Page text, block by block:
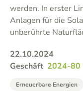
werden. In erster
Anlagen für die
unberührte
22.10.2024
Geschäft 2024-80
Erneuerbare Energien